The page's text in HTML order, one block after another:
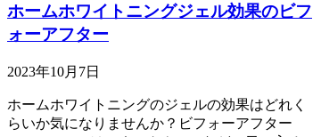
ホームホワイトニングジェル効果のビフ
ォーアフター
2023年10月7日
ホームホワイトニングのジェルの効果はどれく
らいか気になりませんか？ビフォーアフター